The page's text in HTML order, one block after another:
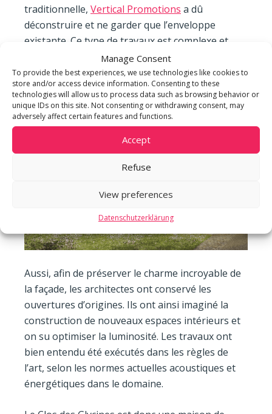
Manage Consent
To provide the best experiences, we use technologies like cookies to
store and/or access device information. Consenting to these
technologies will allow us to process data such as browsing behavior or
unique IDs on this site. Not consenting or withdrawing consent, may
adversely affect certain features and functions.
Accept
Refuse
View preferences
Datenschutzerklärung
traditionnelle, Vertical Promotions a dû
déconstruire et ne garder que l’enveloppe
existante. Ce type de travaux est complexe et
Aussi, afin de préserver le charme incroyable de
la façade, les architectes ont conservé les
ouvertures d’origines. Ils ont ainsi imaginé la
construction de nouveaux espaces intérieurs et
on su optimiser la luminosité. Les travaux ont
bien entendu été exécutés dans les règles de
l’art, selon les normes actuelles acoustiques et
énergétiques dans le domaine.